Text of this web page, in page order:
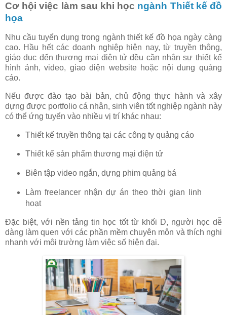
Cơ hội việc làm sau khi học ngành Thiết kế đồ
họa
Nhu cầu tuyển dụng trong ngành thiết kế đồ họa ngày càng
cao. Hầu hết các doanh nghiệp hiện nay, từ truyền thông,
giáo dục đến thương mại điện tử đều cần nhân sự thiết kế
hình ảnh, video, giao diện website hoặc nội dung quảng
cáo.
Nếu được đào tạo bài bản, chủ động thực hành và xây
dựng được portfolio cá nhân, sinh viên tốt nghiệp ngành này
có thể ứng tuyển vào nhiều vị trí khác nhau:
Thiết kế truyền thông tại các công ty quảng cáo
Thiết kế sản phẩm thương mại điện tử
Biên tập video ngắn, dựng phim quảng bá
Làm freelancer nhận dự án theo thời gian linh
hoạt
Đặc biệt, với nền tảng tin học tốt từ khối D, người học dễ
dàng làm quen với các phần mềm chuyên môn và thích nghi
nhanh với môi trường làm việc số hiện đại.